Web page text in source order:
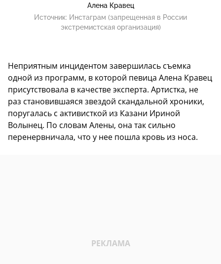
Алена Кравец
Источник: Инстаграм (запрещенная в России
экстремистская организация)
Неприятным инцидентом завершилась съемка
одной из программ, в которой певица Алена Кравец
присутствовала в качестве эксперта. Артистка, не
раз становившаяся звездой скандальной хроники,
поругалась с активисткой из Казани Ириной
Волынец. По словам Алены, она так сильно
перенервничала, что у нее пошла кровь из носа.